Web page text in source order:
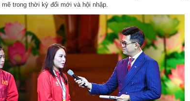
trong thời kỳ đổi mới và hội nhập.